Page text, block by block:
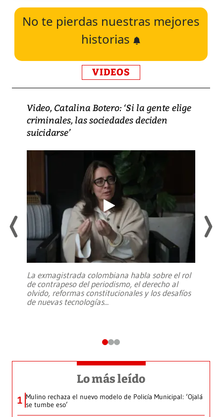
No te pierdas nuestras mejores
historias
VIDEOS
Video, Catalina Botero: ‘Si la gente elige
criminales, las sociedades deciden
suicidarse’
La exmagistrada colombiana habla sobre el rol
de contrapeso del periodismo, el derecho al
olvido, reformas constitucionales y los desafíos
de nuevas tecnologías...
Lo más leído
1 Mulino rechaza el nuevo modelo de Policía Municipal: ‘Ojalá
se tumbe eso’